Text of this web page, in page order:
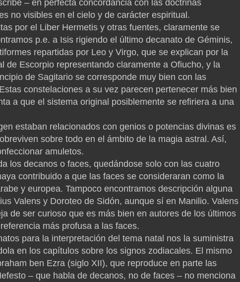
– en perfecta concordancia con las doctrinas
no visibles en el cielo y de carácter espiritual.
por el Liber Hermetis y otras fuentes, claramente se
p.e. a Isis rigiendo el último decanato de Géminis,
repartidas por Leo y Virgo, que se explican por la
de Escorpio representando claramente a Ofiucho, y la
de Sagitario se corresponde muy bien con las
constelaciones a su vez parecen pertenecer más bien
a que el sistema original posiblemente se refiriera a una
estaban relacionados con genios o potencias divinas es
sobre todo en el ámbito de la magia astral. Así,
amuletos.
los decanos o faces, quedándose solo con las cuatro
contribuido a que las faces se consideraran como la
y europea. Tampoco encontramos descripción alguna
Valens y Doroteo de Sidón, aunque sí en Manilio. Valens
de ser curioso que es más bien en autores de los últimos
más profusa a las faces.
para la interpretación del tema natal nos la suministra
en los capítulos sobre los signos zodiacales. El mismo
ben Ezra (siglo XII), que reproduce en parte las
– que habla de decanos, no de faces – no menciona